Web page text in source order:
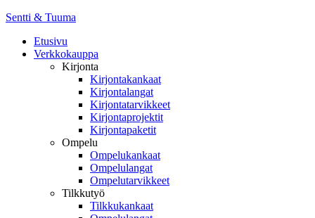
Sentti & Tuuma
Etusivu
Verkkokauppa
Kirjonta
Kirjontakankaat
Kirjontalangat
Kirjontatarvikkeet
Kirjontaprojektit
Kirjontapaketit
Ompelu
Ompelukankaat
Ompelulangat
Ompelutarvikkeet
Tilkkutyö
Tilkkukankaat